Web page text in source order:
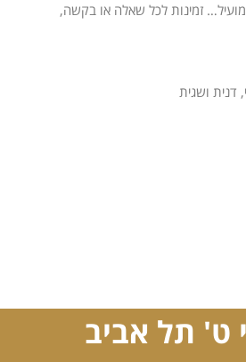
זמינות לכל שאלה או בקשה,
דנית ושגית
ט' תל אביב